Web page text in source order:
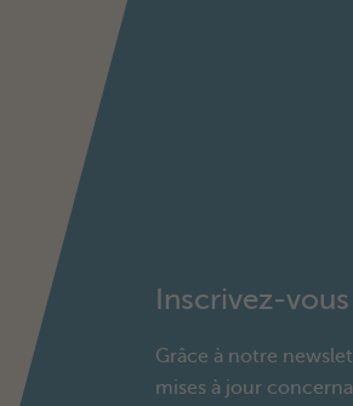
Inscrivez-
Grâce à notre
mises à jour